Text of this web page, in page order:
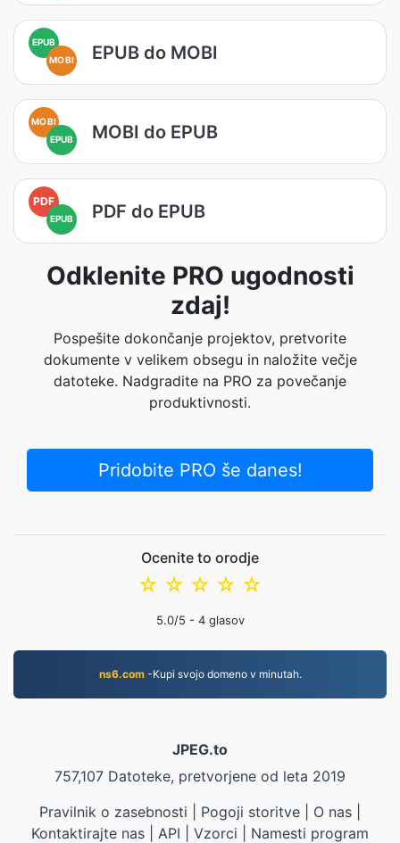
EPUB
MOBI
EPUB do MOBI
MOBI
EPUB
MOBI do EPUB
PDF
EPUB PDF do EPUB
Odklenite PRO ugodnosti
zdaj!
Pospešite dokončanje projektov, pretvorite
dokumente v velikem obsegu in naložite večje
datoteke. Nadgradite na PRO za povečanje
produktivnosti.
Pridobite PRO še danes!
Ocenite to orodje
☆
☆
☆
☆
☆
5.0/5 - 4glasov
ns6.com-Kupi svojo domeno v minutah.
JPEG.to
757,107 Datoteke, pretvorjene od leta 2019
Pravilnik o zasebnosti
Pogoji storitve O nas
Kontaktirajte nas
API Vzorci Namesti program